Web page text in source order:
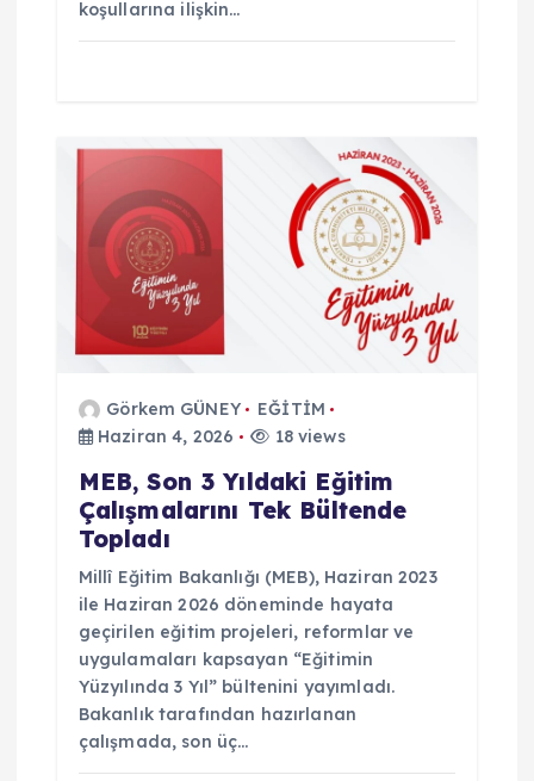
koşullarına ilişkin…
Görkem GÜNEY
EĞİTİM
Haziran 4, 2026
18 views
MEB, Son 3 Yıldaki Eğitim
Çalışmalarını Tek Bültende
Topladı
Millî Eğitim Bakanlığı (MEB), Haziran 2023
ile Haziran 2026 döneminde hayata
geçirilen eğitim projeleri, reformlar ve
uygulamaları kapsayan “Eğitimin
Yüzyılında 3 Yıl” bültenini yayımladı.
Bakanlık tarafından hazırlanan
çalışmada, son üç…